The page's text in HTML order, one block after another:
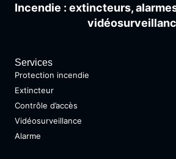
Incendie : extincteurs,
Services
Protection incendie
Extincteur
Contrôle d’accès
Vidéosurveillance
Alarme